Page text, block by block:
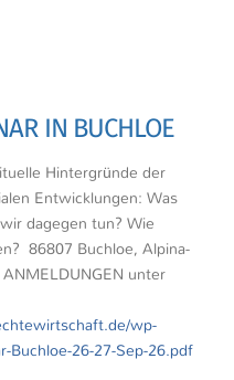
IN BUCHLOE
Hintergründe der
Entwicklungen: Was
dagegen tun? Wie
86807 Buchloe, Alpina-
unter
wp-
26-27-Sep-26.pdf